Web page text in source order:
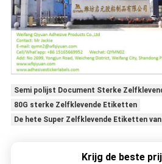
Semi polijst Document Sterke
80G sterke Zelfklevende Etiketten
De hete Super Zelfklevende Etiketten
Krijg de beste